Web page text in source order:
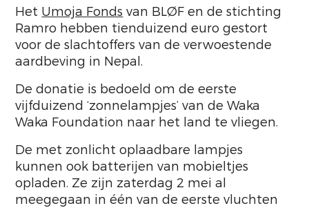
Het Umoja Fonds van BLØF en de stichting
Ramro hebben tienduizend euro gestort
voor de slachtoffers van de verwoestende
aardbeving in Nepal.
De donatie is bedoeld om de eerste
vijfduizend ‘zonnelampjes’ van de Waka
Waka Foundation naar het land te vliegen.
De met zonlicht oplaadbare lampjes
kunnen ook batterijen van mobieltjes
opladen. Ze zijn zaterdag 2 mei al
meegegaan in één van de eerste vluchten